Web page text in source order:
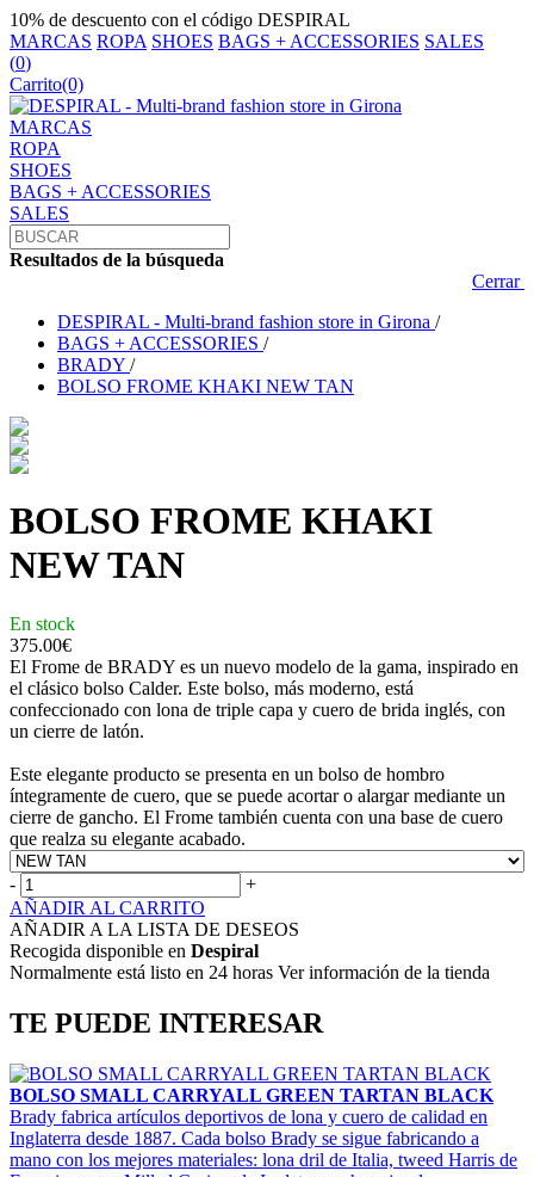
10% de descuento con el código DESPIRAL
MARCAS ROPA SHOES BAGS + ACCESSORIES SALES
(0)
Carrito(0)
MARCAS
ROPA
SHOES
BAGS + ACCESSORIES
SALES
Resultados de la búsqueda
Cerrar
DESPIRAL - Multi-brand fashion store in Girona /
BAGS + ACCESSORIES /
BRADY /
BOLSO FROME KHAKI NEW TAN
BOLSO FROME KHAKI
NEW TAN
En stock
375.00€
El Frome de BRADY es un nuevo modelo de la gama, inspirado en
el clásico bolso Calder. Este bolso, más moderno, está
confeccionado con lona de triple capa y cuero de brida inglés, con
un cierre de latón.
Este elegante producto se presenta en un bolso de hombro
íntegramente de cuero, que se puede acortar o alargar mediante un
cierre de gancho. El Frome también cuenta con una base de cuero
que realza su elegante acabado.
-
+
AÑADIR AL CARRITO
AÑADIR A LA LISTA DE DESEOS
Recogida disponible en Despiral
Normalmente está listo en 24 horas Ver información de la tienda
TE PUEDE INTERESAR
BOLSO SMALL CARRYALL GREEN TARTAN BLACK
Brady fabrica artículos deportivos de lona y cuero de calidad en
Inglaterra desde 1887. Cada bolso Brady se sigue fabricando a
mano con los mejores materiales: lona dril de Italia, tweed Harris de